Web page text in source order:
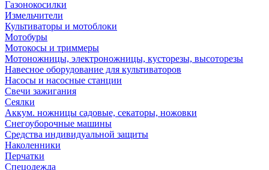
Газонокосилки
Измельчители
Культиваторы и мотоблоки
Мотобуры
Мотокосы и триммеры
Мотоножницы, электроножницы, кусторезы, высоторезы
Навесное оборудование для культиваторов
Насосы и насосные станции
Свечи зажигания
Сеялки
Аккум. ножницы садовые, секаторы, ножовки
Снегоуборочные машины
Средства индивидуальной защиты
Наколенники
Перчатки
Спецодежда